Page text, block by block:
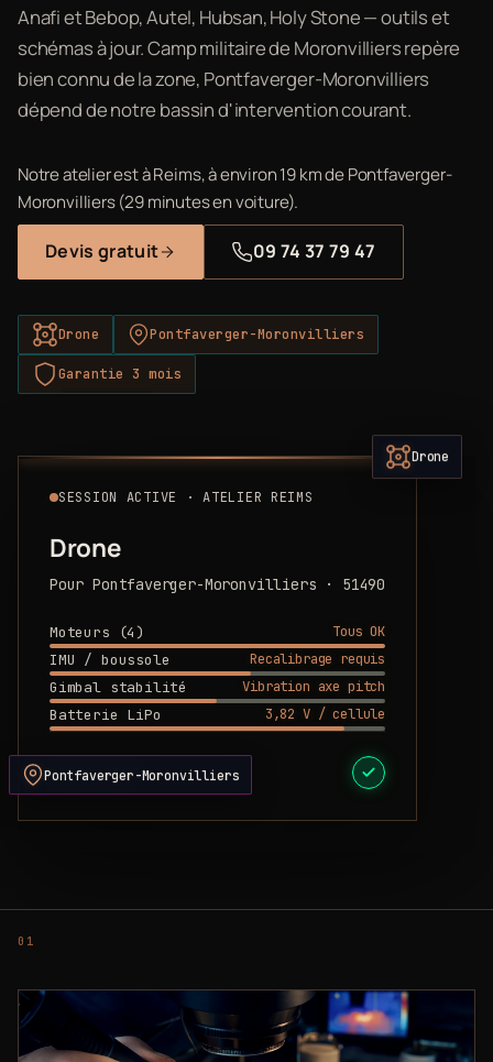
Anafi et Bebop, Autel, Hubsan, Holy Stone — outils et
schémas à jour. Camp militaire de Moronvilliers repère
bien connu de la zone, Pontfaverger-Moronvilliers
dépend de notre bassin d'intervention courant.
Notre atelier est à Reims, à environ 19 km de Pontfaverger-
Moronvilliers (29 minutes en voiture).
Devis gratuit 09 74 37 79 47
Drone Pontfaverger-Moronvilliers
Garantie 3 mois
SESSION ACTIVE · ATELIER REIMS
Drone
Pour Pontfaverger-Moronvilliers · 51490
Moteurs (4)
Tous OK
IMU / boussole
Recalibrage requis
Gimbal stabilité
Vibration axe pitch
Batterie LiPo
3,82 V / cellule
DEVIS PRÊT
Drone
Pontfaverger-Moronvilliers